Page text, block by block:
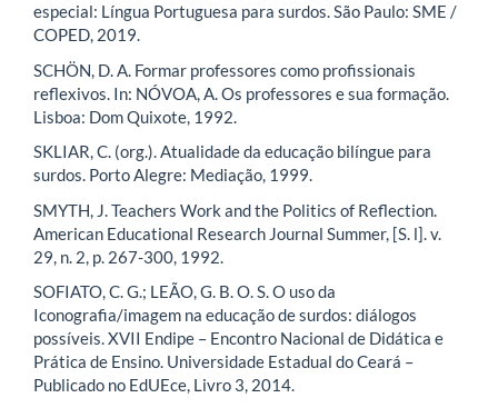
especial: Língua Portuguesa para surdos. São Paulo: SME /
COPED, 2019.
SCHÖN, D. A. Formar professores como profissionais
reflexivos. In: NÓVOA, A. Os professores e sua formação.
Lisboa: Dom Quixote, 1992.
SKLIAR, C. (org.). Atualidade da educação bilíngue para
surdos. Porto Alegre: Mediação, 1999.
SMYTH, J. Teachers Work and the Politics of Reflection.
American Educational Research Journal Summer, [S. l]. v.
29, n. 2, p. 267-300, 1992.
SOFIATO, C. G.; LEÃO, G. B. O. S. O uso da
Iconografia/imagem na educação de surdos: diálogos
possíveis. XVII Endipe – Encontro Nacional de Didática e
Prática de Ensino. Universidade Estadual do Ceará –
Publicado no EdUEce, Livro 3, 2014.